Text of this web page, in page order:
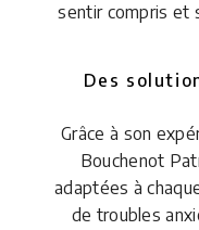
sentir compris et
Des
Grâce à son
Bouchenot
adaptées à
de troubles